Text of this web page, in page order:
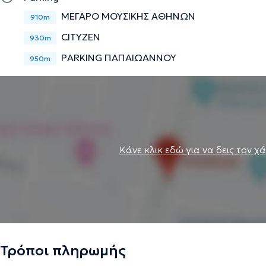
910m ΜΕΓΑΡΟ ΜΟΥΣΙΚΗΣ ΑΘΗΝΩΝ
930m CITYZEN
950m PARKING ΠΑΠΑΙΩΑΝΝΟΥ
Κάνε κλικ εδώ για να δεις τον
Τρόποι πληρωμής